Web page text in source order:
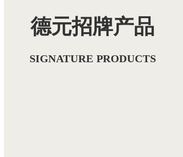
德元招牌产品
SIGNATURE PRODUCTS